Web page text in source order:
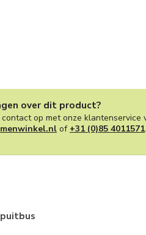
over dit product?
op met onze klantenservice
of +31 (0)85 4011571